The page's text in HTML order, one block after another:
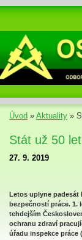
Úvod » Aktuality »
Stát už 50
27. 9. 2019
Letos uplyne padesát
bezpečností práce. 1.
tehdejším
ochranu zdraví
úřadu inspekce práce